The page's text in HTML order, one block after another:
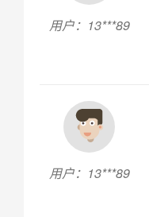
用户：13***89
用户：13***89